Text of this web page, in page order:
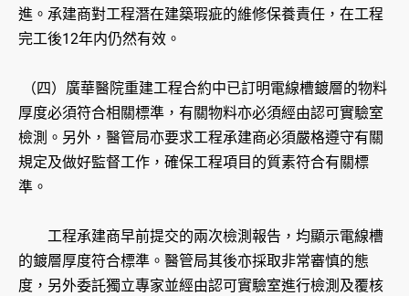
進。承建商對工程潛在建築瑕疵的維修保養責任，在工程
完工後12年内仍然有效。
（四）廣華醫院重建工程合約中已訂明電線槽鍍層的物料
厚度必須符合相關標準，有關物料亦必須經由認可實驗室
檢測。另外，醫管局亦要求工程承建商必須嚴格遵守有關
規定及做好監督工作，確保工程項目的質素符合有關標
準。
工程承建商早前提交的兩次檢測報告，均顯示電線槽
的鍍層厚度符合標準。醫管局其後亦採取非常審慎的態
度，另外委託獨立專家並經由認可實驗室進行檢測及覆核